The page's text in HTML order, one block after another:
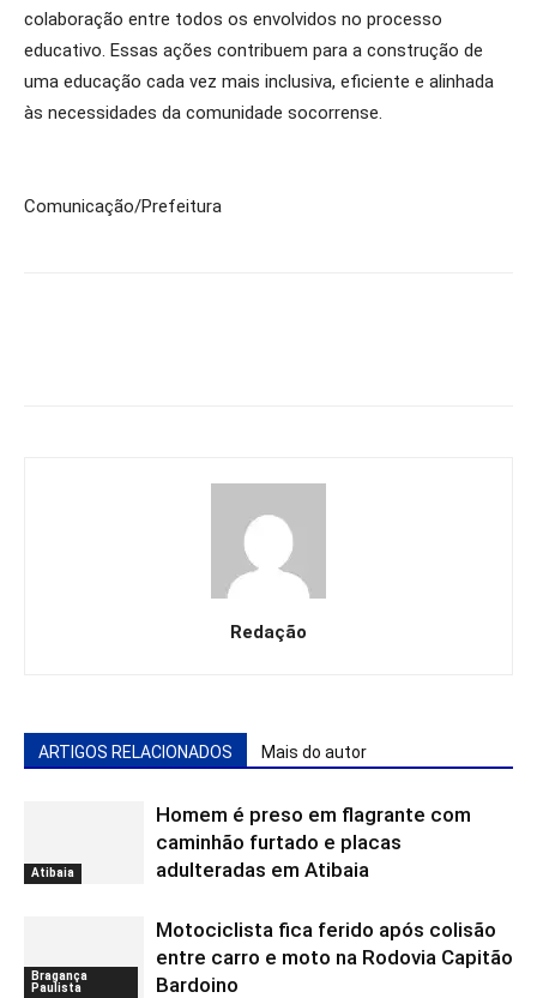
colaboração entre todos os envolvidos no processo
educativo. Essas ações contribuem para a construção de
uma educação cada vez mais inclusiva, eficiente e alinhada
às necessidades da comunidade socorrense.
Comunicação/Prefeitura
Redação
ARTIGOS RELACIONADOS Mais do autor
Atibaia
Homem é preso em flagrante com
caminhão furtado e placas
adulteradas em Atibaia
Bragança
Paulista
Motociclista fica ferido após colisão
entre carro e moto na Rodovia Capitão
Bardoino